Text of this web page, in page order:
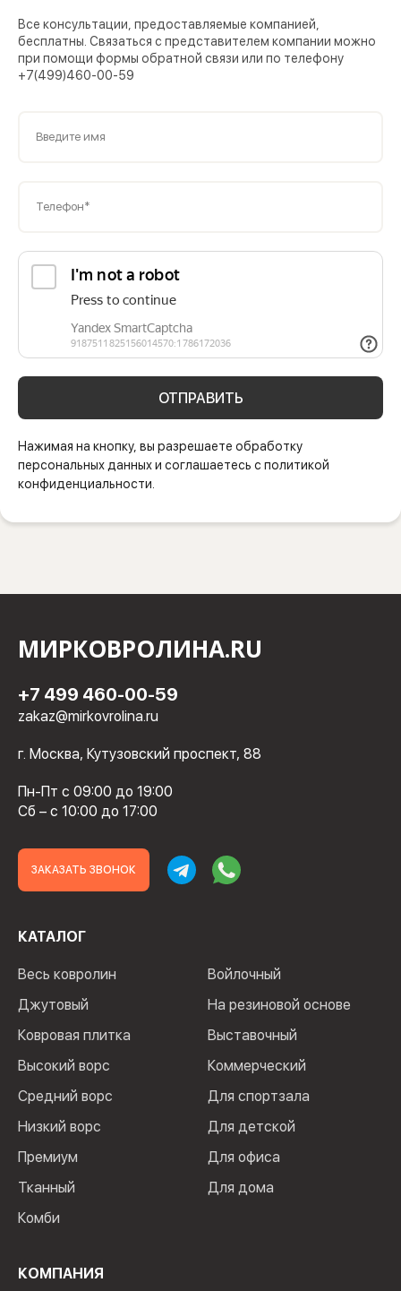
Все консультации, предоставляемые компанией,
бесплатны. Связаться с представителем компании можно
при помощи формы обратной связи или по телефону
+7(499)460-00-59
Введите имя
Телефон*
ОТПРАВИТЬ
Нажимая на кнопку, вы разрешаете обработку
персональных данных и соглашаетесь с политикой
конфиденциальности.
МИРКОВРОЛИНА.RU
+7 499 460-00-59
zakaz@mirkovrolina.ru
г. Москва, Кутузовский проспект, 88
Пн-Пт с 09:00 до 19:00
Сб – с 10:00 до 17:00
ЗАКАЗАТЬ ЗВОНОК
КАТАЛОГ
Весь ковролин
Джутовый
Ковровая плитка
Высокий ворс
Средний ворс
Низкий ворс
Премиум
Тканный
Комби
Войлочный
На резиновой основе
Выставочный
Коммерческий
Для спортзала
Для детской
Для офиса
Для дома
КОМПАНИЯ